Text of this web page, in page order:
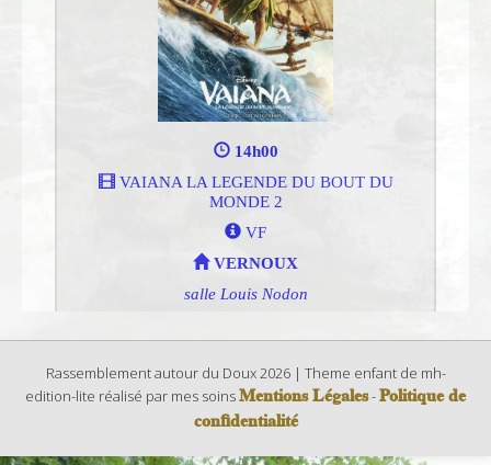
Rassemblement autour du Doux 2026 | Theme enfant de mh-
edition-lite réalisé par mes soinsMentions Légales-Politique de
confidentialité